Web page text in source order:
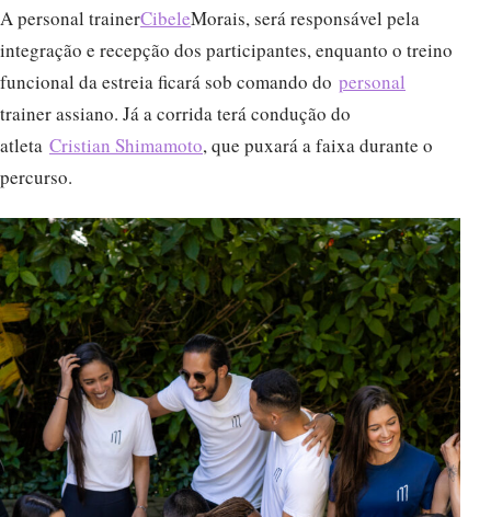
A personal trainerCibeleMorais, será responsável pela
integração e recepção dos participantes, enquanto o treino
funcional da estreia ficará sob comando do personal
trainer assiano. Já a corrida terá condução do
atleta Cristian Shimamoto, que puxará a faixa durante o
percurso.